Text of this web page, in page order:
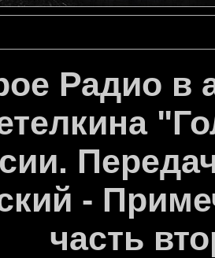
Радио в
-
часть